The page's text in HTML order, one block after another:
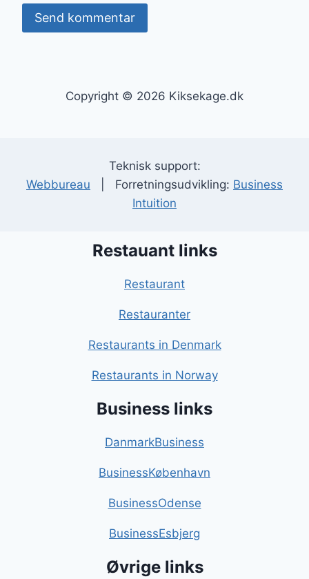
Copyright © 2026 Kiksekage.dk
Teknisk support:
Webbureau | Forretningsudvikling: Business
Intuition
Restauant links
Restaurant
Restauranter
Restaurants in Denmark
Restaurants in Norway
Business links
DanmarkBusiness
BusinessKøbenhavn
BusinessOdense
BusinessEsbjerg
Øvrige links